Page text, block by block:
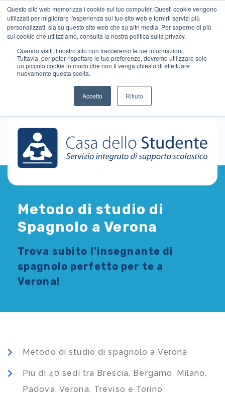
Questo sito web memorizza i cookie sul tuo computer. Questi cookie vengono
utilizzati per migliorare l'esperienza sul tuo sito web e fornirti servizi più
personalizzati, sia su questo sito web che su altri media. Per saperne di più
sui cookie che utilizziamo, consulta la nostra politica sulla privacy.
Quando visiti il ​​nostro sito non tracceremo le tue informazioni.
Tuttavia, per poter rispettare le tue preferenze, dovremo utilizzare solo
un piccolo cookie in modo che non ti venga chiesto di effettuare
nuovamente questa scelta.
Accetto Rifiuto
Metodo di studio di
Spagnolo a Verona
Trova subito l'insegnante di
spagnolo perfetto per te a
Verona!
Metodo di studio di spagnolo a Verona
Più di 40 sedi tra Brescia, Bergamo, Milano,
Padova, Verona, Treviso e Torino